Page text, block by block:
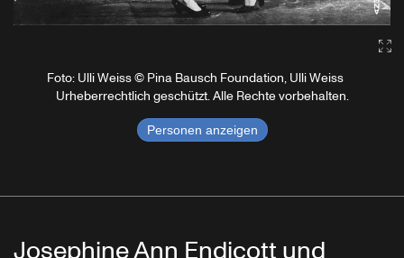
Foto: Ulli Weiss © Pina Bausch Foundation, Ulli Weiss
Urheberrechtlich geschützt. Alle Rechte vorbehalten.
Personen anzeigen
Josephine Ann Endicott und